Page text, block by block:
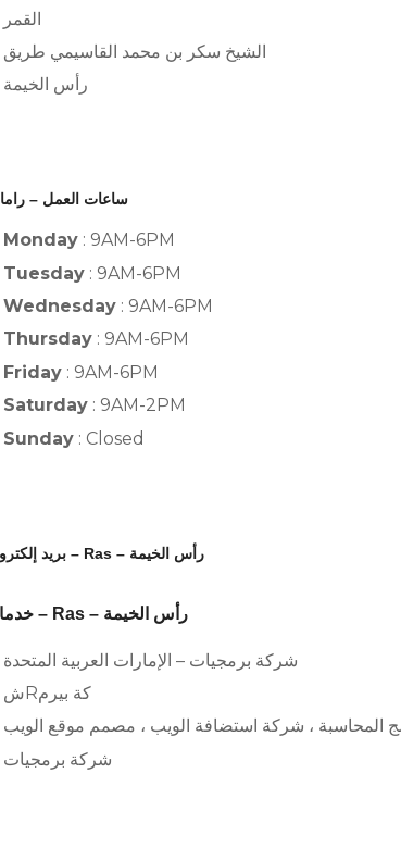
القمر
الشيخ سكر بن محمد القاسيمي طريق
رأس الخيمة
ساعات العمل – راما
Monday : 9AM-6PM
Tuesday : 9AM-6PM
Wednesday : 9AM-6PM
Thursday : 9AM-6PM
Friday : 9AM-6PM
Saturday : 9AM-2PM
Sunday : Closed
📩 بريد إلكتروني – Ras – رأس الخيمة
📁 خدماتنا – Ras – رأس الخيمة
شركة برمجيات – الإمارات العربية المتحدة
شRكة بيرم
المحاسبة ، شركة استضافة الويب ، مصمم موقع الويب
شركة برمجيات